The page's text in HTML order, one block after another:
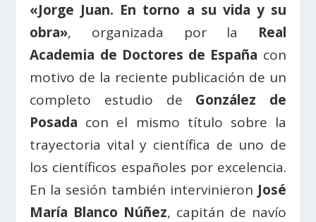
«Jorge Juan. En torno a su vida y su
obra», organizada por la Real
Academia de Doctores de España con
motivo de la reciente publicación de un
completo estudio de González de
Posada con el mismo título sobre la
trayectoria vital y científica de uno de
los científicos españoles por excelencia.
En la sesión también intervinieron José
María Blanco Núñez, capitán de navío